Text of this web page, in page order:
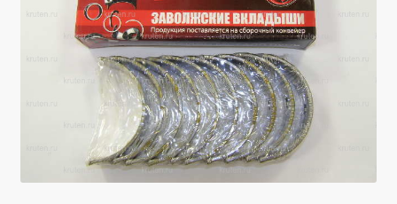
Производители
Юридические данные